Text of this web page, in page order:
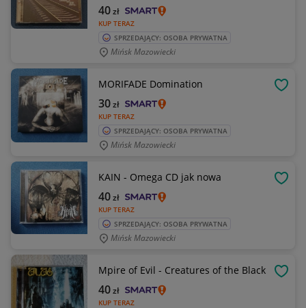
KUP TERAZ
40zł
SPRZEDAJĄCY: OSOBA PRYWATNA
Mińsk Mazowiecki
MORIFADE Domination
KUP TERAZ
30zł
SPRZEDAJĄCY: OSOBA PRYWATNA
Mińsk Mazowiecki
KAIN - Omega CD jak nowa
KUP TERAZ
40zł
SPRZEDAJĄCY: OSOBA PRYWATNA
Mińsk Mazowiecki
Mpire of Evil - Creatures of the Black
KUP TERAZ
40zł